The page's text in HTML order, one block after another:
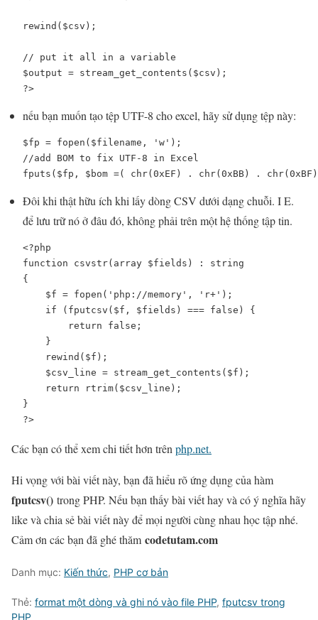
rewind ( $csv );
// put it all in a variable
$output = stream_get_contents ( $csv );
?>
nếu bạn muốn tạo tệp UTF-8 cho excel, hãy sử dụng tệp này:
$fp = fopen($filename, 'w');
//add BOM to fix UTF-8 in Excel
fputs($fp, $bom =( chr(0xEF) . chr(0xBB) .
Đôi khi thật hữu ích khi lấy dòng CSV dưới dạng chuỗi. I E.
để lưu trữ nó ở đâu đó, không phải trên một hệ thống tập tin.
<?php
function csvstr(array $fields) : string
{
    $f = fopen('php://memory', 'r+');
    if (fputcsv($f, $fields) === false) {
        return false;
    }
    rewind($f);
    $csv_line = stream_get_contents($f);
    return rtrim($csv_line);
}
?>
Các bạn có thể xem chi tiết hơn trên php.net.
Hi vọng với bài viết này, bạn đã hiểu rõ ứng dụng của hàm
fputcsv() trong PHP. Nếu bạn thấy bài viết hay và có ý nghĩa hãy
like và chia sẻ bài viết này để mọi người cùng nhau học tập nhé.
Cảm ơn các bạn đã ghé thăm codetutam.com
Danh mục: Kiến thức, PHP cơ bản
Thẻ: format một dòng và ghi nó vào file PHP, fputcsv trong
PHP